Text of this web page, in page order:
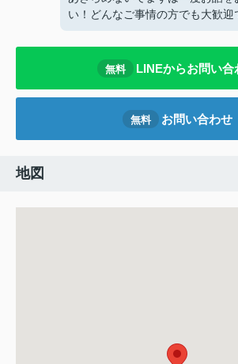
い！どんなご事情の方でも大歓迎
無料 LINEからお問い合
無料 お問い合わせ
地図